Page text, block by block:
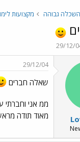
גבוהה מקצועות
29/12/
29/12/04
שאלה חברים
ממ אני וחברתי
מאוד תודה